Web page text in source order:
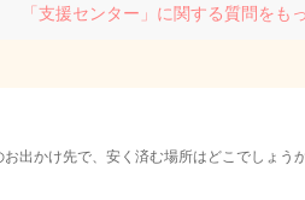
「支援センター」に関する質問をも
出かけ先で、安く済む場所はどこでしょうか